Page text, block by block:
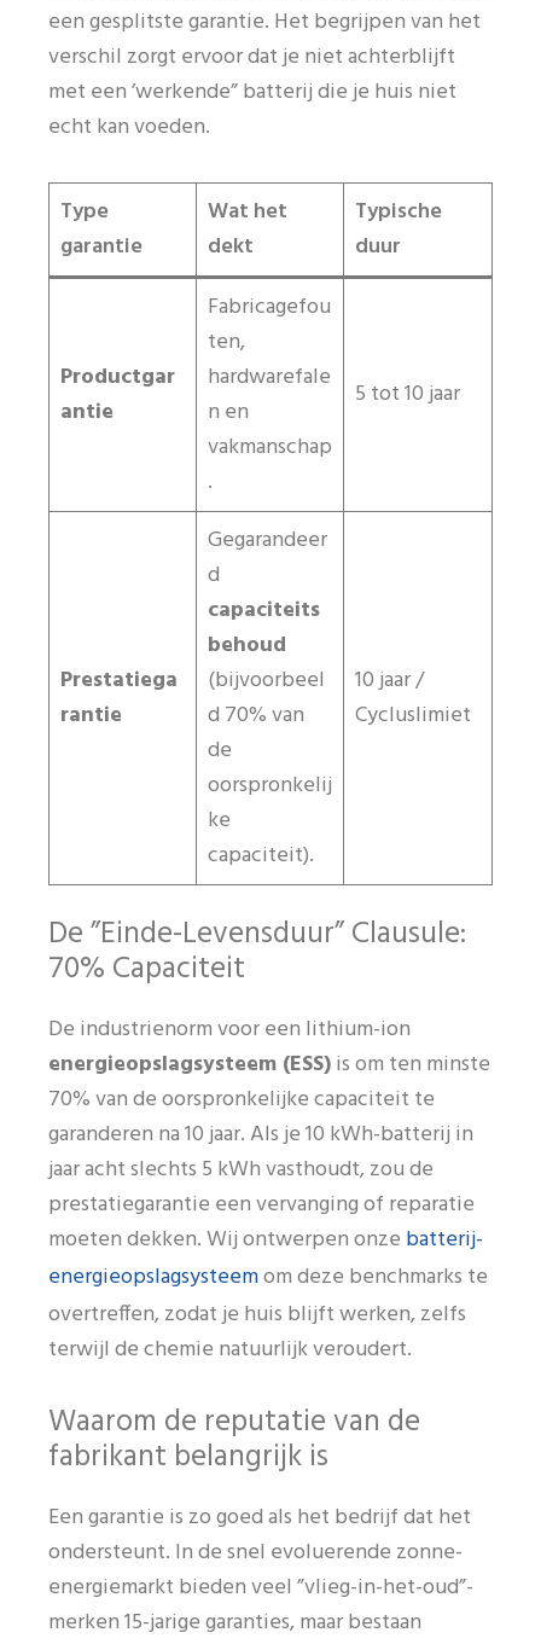
een gesplitste garantie. Het begrijpen van het
verschil zorgt ervoor dat je niet achterblijft
met een ’werkende” batterij die je huis niet
echt kan voeden.
Type
garantie
Wat het
dekt
Typische
duur
Productgar
antie
Fabricagefou
ten,
hardwarefale
n en
vakmanschap
.
5 tot 10 jaar
Prestatiega
rantie
Gegarandeer
d
capaciteits
behoud
(bijvoorbeel
d 70% van
de
oorspronkelij
ke
capaciteit).
10 jaar /
Cycluslimiet
De ”Einde-Levensduur” Clausule:
70% Capaciteit
De industrienorm voor een lithium-ion
energieopslagsysteem (ESS)is om ten minste
70% van de oorspronkelijke capaciteit te
garanderen na 10 jaar. Als je 10 kWh-batterij in
jaar acht slechts 5 kWh vasthoudt, zou de
prestatiegarantie een vervanging of reparatie
moeten dekken. Wij ontwerpen onze batterij-
energieopslagsysteemom deze benchmarks te
overtreffen, zodat je huis blijft werken, zelfs
terwijl de chemie natuurlijk veroudert.
Waarom de reputatie van de
fabrikant belangrijk is
Een garantie is zo goed als het bedrijf dat het
ondersteunt. In de snel evoluerende zonne-
energiemarkt bieden veel ”vlieg-in-het-oud”-
merken 15-jarige garanties, maar bestaan